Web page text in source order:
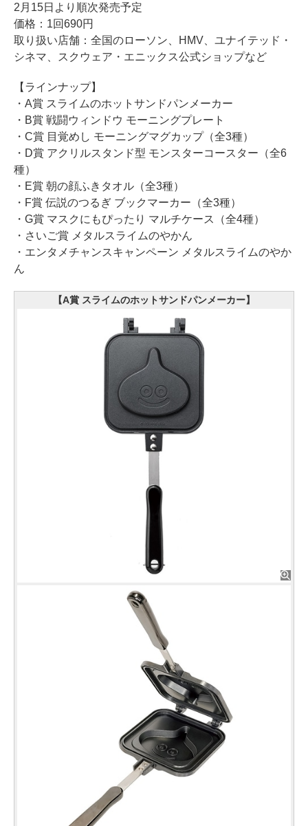
2月15日より順次発売予定
価格：1回690円
取り扱い店舗：全国のローソン、HMV、ユナイテッド・
シネマ、スクウェア・エニックス公式ショップなど
【ラインナップ】
・A賞 スライムのホットサンドパンメーカー
・B賞 戦闘ウィンドウ モーニングプレート
・C賞 目覚めし モーニングマグカップ（全3種）
・D賞 アクリルスタンド型 モンスターコースター（全6
種）
・E賞 朝の顔ふきタオル（全3種）
・F賞 伝説のつるぎ ブックマーカー（全3種）
・G賞 マスクにもぴったり マルチケース（全4種）
・さいご賞 メタルスライムのやかん
・エンタメチャンスキャンペーン メタルスライムのやか
ん
【A賞 スライムのホットサンドパンメーカー】